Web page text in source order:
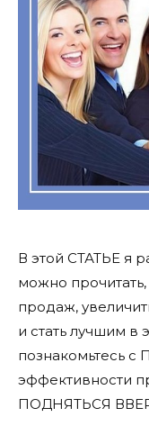
В этой СТАТЬЕ я
можно прочитать,
продаж,
и стать лучшим в
эффективности
ПОДНЯТЬСЯ